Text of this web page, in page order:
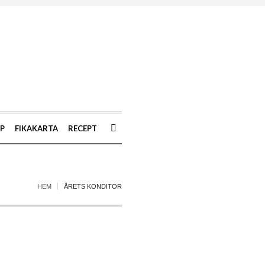
FIKAKARTA RECEPT
HEM ÅRETS KONDITOR